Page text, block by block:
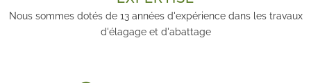
Nous sommes dotés de 13 années d'expérience dans les travaux
d'élagage et d'abattage